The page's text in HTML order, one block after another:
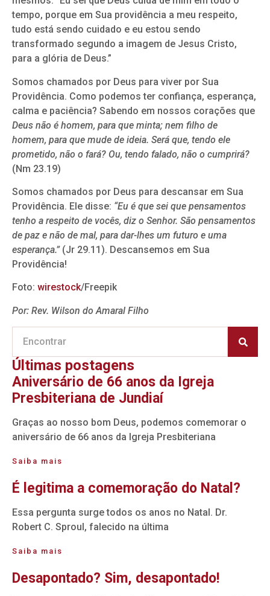
tempo, porque em Sua providência a meu respeito,
tudo está sendo cuidado e eu estou sendo
transformado segundo a imagem de Jesus Cristo,
para a glória de Deus.”
Somos chamados por Deus para viver por Sua
Providência. Como podemos ter confiança, esperança,
calma e paciência? Sabendo em nossos corações que
Deus não é homem, para que minta; nem filho de
homem, para que mude de ideia. Será que, tendo ele
prometido, não o fará? Ou, tendo falado, não o cumprirá?
(Nm 23.19)
Somos chamados por Deus para descansar em Sua
Providência. Ele disse: “Eu é que sei que pensamentos
tenho a respeito de vocês, diz o Senhor. São pensamentos
de paz e não de mal, para dar-lhes um futuro e uma
esperança.”(Jr 29.11). Descansemos em Sua
Providência!
Foto: wirestock/Freepik
Por: Rev. Wilson do Amaral Filho
Últimas postagens
Aniversário de 66 anos da Igreja
Presbiteriana de Jundiaí
Graças ao nosso bom Deus, podemos comemorar o
aniversário de 66 anos da Igreja Presbiteriana
Saiba mais
É legitima a comemoração do Natal?
Essa pergunta surge todos os anos no Natal. Dr.
Robert C. Sproul, falecido na última
Saiba mais
Desapontado? Sim, desapontado!